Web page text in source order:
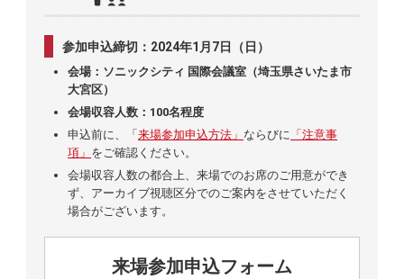
参加申込締切：2024年1月7日（日）
会場：ソニックシティ 国際会議室（埼玉県さいたま市
大宮区）
会場収容人数：100名程度
申込前に、「来場参加申込方法」 ならびに 「注意事
項」 をご確認ください。
会場収容人数の都合上、来場でのお席のご用意ができ
ず、アーカイブ視聴区分でのご案内をさせていただく
場合がございます。
来場参加申込フォーム